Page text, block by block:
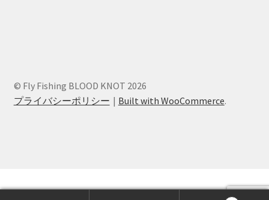
© Fly Fishing BLOOD KNOT 2026
プライバシーポリシー
Built with WooCommerce.